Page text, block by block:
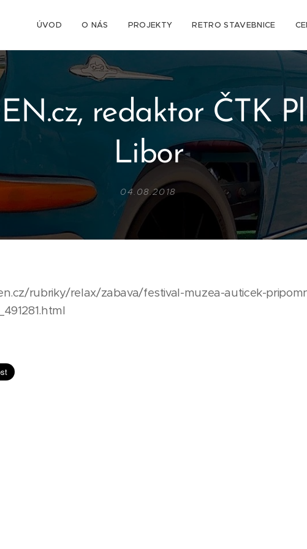
ÚVOD O NÁS PROJEKTY RETRO STAVEBNICE
redaktor ČTK
Libor
04.08.2018
rubriky/relax/zabava/festival-muzea-auticek-